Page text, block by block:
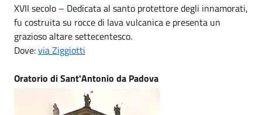
XVII secolo – Dedicata al santo protettore degli innamorati,
fu costruita su rocce di lava vulcanica e presenta un
grazioso altare settecentesco.
Dove:via Ziggiotti
Oratorio di Sant'Antonio da Padova